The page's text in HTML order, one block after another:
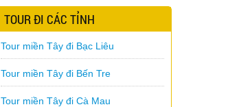
TOUR ĐI CÁC TỈNH
Tour miền Tây đi Bạc Liêu
Tour miền Tây đi Bến Tre
Tour miền Tây đi Cà Mau